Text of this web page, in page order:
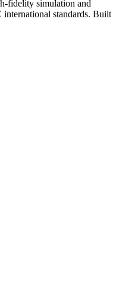
fidelity simulation and
standards. Built